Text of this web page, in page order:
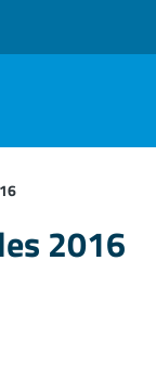
2016